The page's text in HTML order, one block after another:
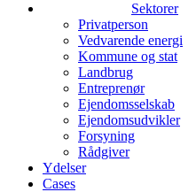
Sektorer
Privatperson
Vedvarende energi
Kommune og stat
Landbrug
Entreprenør
Ejendomsselskab
Ejendomsudvikler
Forsyning
Rådgiver
Ydelser
Cases